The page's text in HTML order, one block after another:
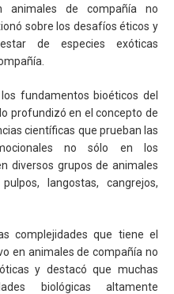
animales de compañía no
sobre los desafíos éticos y
de especies exóticas
fundamentos bioéticos del
profundizó en el concepto de
científicas que prueban las
no sólo en los
diversos grupos de animales
langostas, cangrejos,
complejidades que tiene el
en animales de compañía no
y destacó que muchas
biológicas altamente